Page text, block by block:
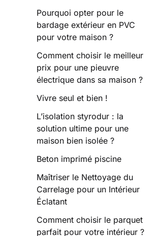
Pourquoi opter pour le
bardage extérieur en PVC
pour votre maison ?
Comment choisir le meilleur
prix pour une pieuvre
électrique dans sa maison ?
Vivre seul et bien !
L’isolation styrodur : la
solution ultime pour une
maison bien isolée ?
Beton imprimé piscine
Maîtriser le Nettoyage du
Carrelage pour un Intérieur
Éclatant
Comment choisir le parquet
parfait pour votre intérieur ?